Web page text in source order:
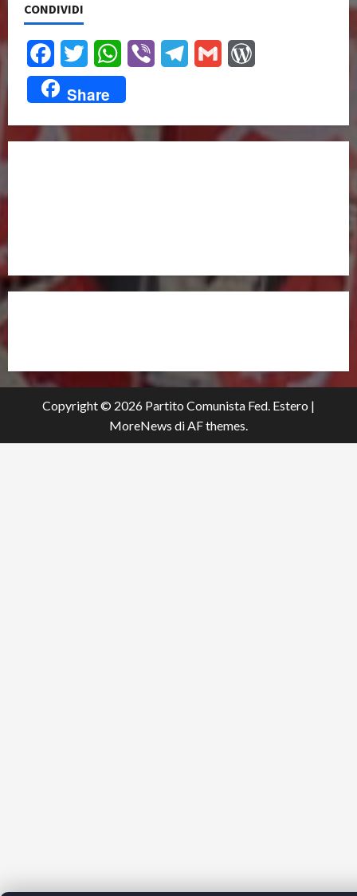
CONDIVIDI
FacebookTwitter WhatsApp
Viber TelegramGmail
Share
Copyright © 2026 Partito Comunista Fed. Estero |
MoreNews di AF themes.